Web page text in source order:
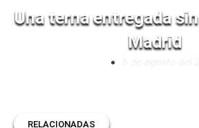
Una terna entregada
Madrid
RELACIONADAS